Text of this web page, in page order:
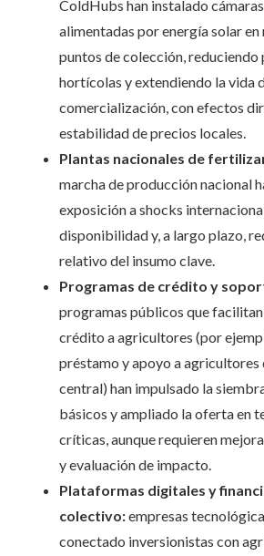
ColdHubs han instalado
alimentadas por energía solar en
puntos de colección, reduciendo
hortícolas y extendiendo la vida
comercialización, con efectos
estabilidad de precios locales.
Plantas nacionales de
marcha de producción nacional
exposición a shocks
disponibilidad y, a largo plazo,
relativo del insumo clave.
Programas de crédito y
programas públicos que
crédito a agricultores (por
préstamo y apoyo a agricultores
central) han impulsado la
básicos y ampliado la oferta en
críticas, aunque requieren
y evaluación de impacto.
Plataformas digitales y
colectivo:empresas
conectado inversionistas con